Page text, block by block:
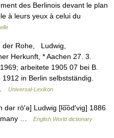
des Berlinois devant le plan
à leurs yeux à celui du
Rohe, Ludwig,
Herkunft, * Aachen 27. 3.
arbeitete 1905 07 bei B.
in Berlin selbstständig.
Universal-Lexikon
dər rō′ə] Ludwig [lo͞od′vig] 1886
…
English World dictionary